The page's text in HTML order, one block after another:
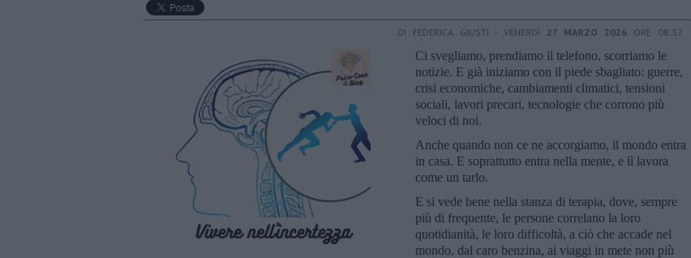
DI FEDERICA GIUSTI - VENERDÌ 27 MARZO 2026 ORE 08:37
Ci svegliamo, prendiamo il telefono, scorriamo le
notizie. E già iniziamo con il piede sbagliato: guerre,
crisi economiche, cambiamenti climatici, tensioni
sociali, lavori precari, tecnologie che corrono più
veloci di noi.
Anche quando non ce ne accorgiamo, il mondo entra
in casa. E soprattutto entra nella mente, e lì lavora
come un tarlo.
E si vede bene nella stanza di terapia, dove, sempre
più di frequente, le persone correlano la loro
quotidianità, le loro difficoltà, a ciò che accade nel
mondo, dal caro benzina, ai viaggi in mete non più